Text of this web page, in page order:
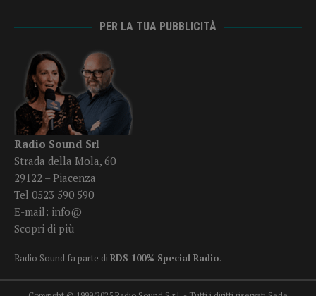
PER LA TUA PUBBLICITÀ
Radio Sound Srl
Strada della Mola, 60
29122 – Piacenza
Tel 0523 590 590
E-mail: info@
Scopri di più
Radio Sound fa parte diRDS 100% Special Radio.